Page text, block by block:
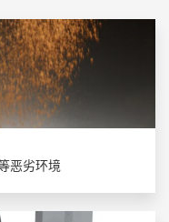
恶劣环境